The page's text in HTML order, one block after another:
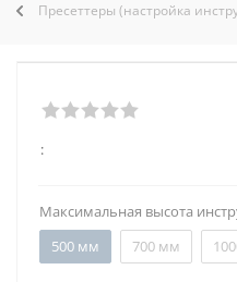
Пресеттеры (настройка
:
Максимальная высота
500 мм
700 мм